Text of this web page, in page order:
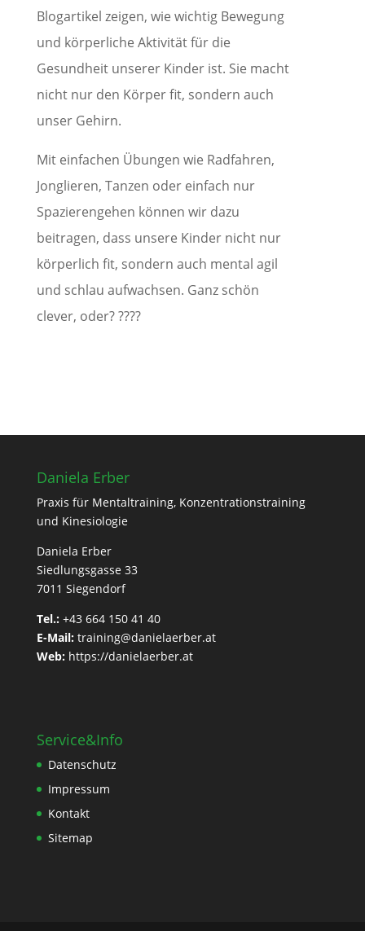
Blogartikel zeigen, wie wichtig Bewegung
und körperliche Aktivität für die
Gesundheit unserer Kinder ist. Sie macht
nicht nur den Körper fit, sondern auch
unser Gehirn.
Mit einfachen Übungen wie Radfahren,
Jonglieren, Tanzen oder einfach nur
Spazierengehen können wir dazu
beitragen, dass unsere Kinder nicht nur
körperlich fit, sondern auch mental agil
und schlau aufwachsen. Ganz schön
clever, oder?????
Daniela Erber
Praxis für Mentaltraining, Konzentrationstraining
und Kinesiologie
Daniela Erber
Siedlungsgasse 33
7011 Siegendorf
Tel.: +43 664 150 41 40
E-Mail: training@danielaerber.at
Web: https://danielaerber.at
Service&Info
Datenschutz
Impressum
Kontakt
Sitemap